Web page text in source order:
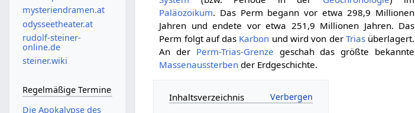
Paläozoikum. Das Perm begann vor etwa 298,9 Millionen
Jahren und endete vor etwa 251,9 Millionen Jahren. Das
Perm folgt auf das Karbon und wird von der Triasüberlagert.
An der Perm-Trias-Grenze geschah das größte bekannte
Massenaussterben der Erdgeschichte.
Inhaltsverzeichnis
mysteriendramen.at
odysseetheater.at
rudolf-steiner-
online.de
steiner.wiki
Regelmäßige Termine
Die Apokalypse des